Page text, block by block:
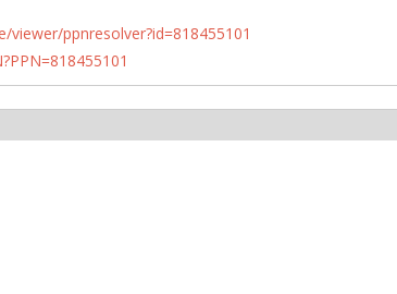
viewer/ppnresolver?id=818455101